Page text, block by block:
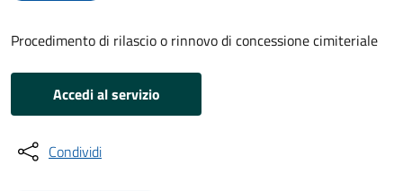
Procedimento di rilascio o rinnovo di concessione cimiteriale
Accedi al servizio
Condividi